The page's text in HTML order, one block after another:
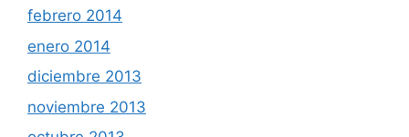
febrero 2014
enero 2014
diciembre 2013
noviembre 2013